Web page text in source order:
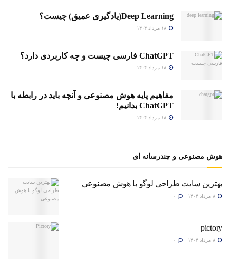
Deep Learning(یادگیری عمیق) چیست؟
ChatGPT فارسی چیست و چه کاربردی دارد؟
مفاهیم پایه هوش مصنوعی و آنچه باید در رابطه با
ChatGPT بدانیم!
هوش مصنوعی و چندرسانه ای
بهترین سایت طراحی لوگو با هوش مصنوعی
pictory